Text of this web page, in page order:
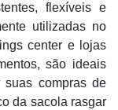
flexíveis e
utilizadas no
center e lojas
são ideais
suas compras de
da sacola rasgar